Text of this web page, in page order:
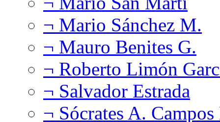
¬ Mario Sánchez M.
¬ Mauro Benites G.
¬ Roberto Limón
¬ Salvador Estrada
¬ Sócrates A.